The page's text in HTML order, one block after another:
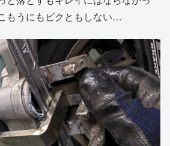
もうにもビクともしない…